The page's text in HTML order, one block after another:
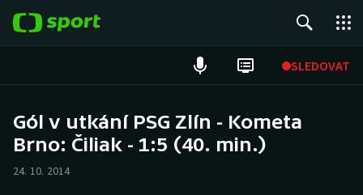
SLEDOVAT
Hokej
Gól v utkání PSG Zlín - Kometa
Brno: Čiliak - 1:5 (40. min.)
24. 10. 2014